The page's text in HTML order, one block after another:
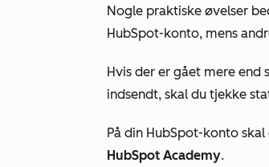
Nogle praktiske øvelser
HubSpot-konto, mens
Hvis der er gået mere end
indsendt, skal du tjekke
På din HubSpot-konto
HubSpot Academy.